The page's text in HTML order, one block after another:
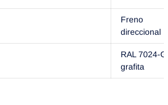
Freno
direccional
RAL 7024-
grafita